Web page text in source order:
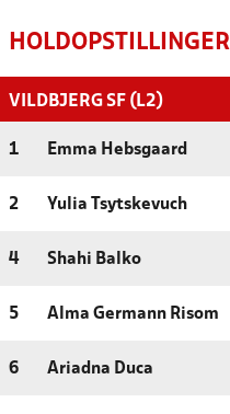
HOLDOPSTILLINGER
VILDBJERG SF (L2)
1 Emma Hebsgaard
2 Yulia Tsytskevuch
4 Shahi Balko
5 Alma Germann Risom
6 Ariadna Duca